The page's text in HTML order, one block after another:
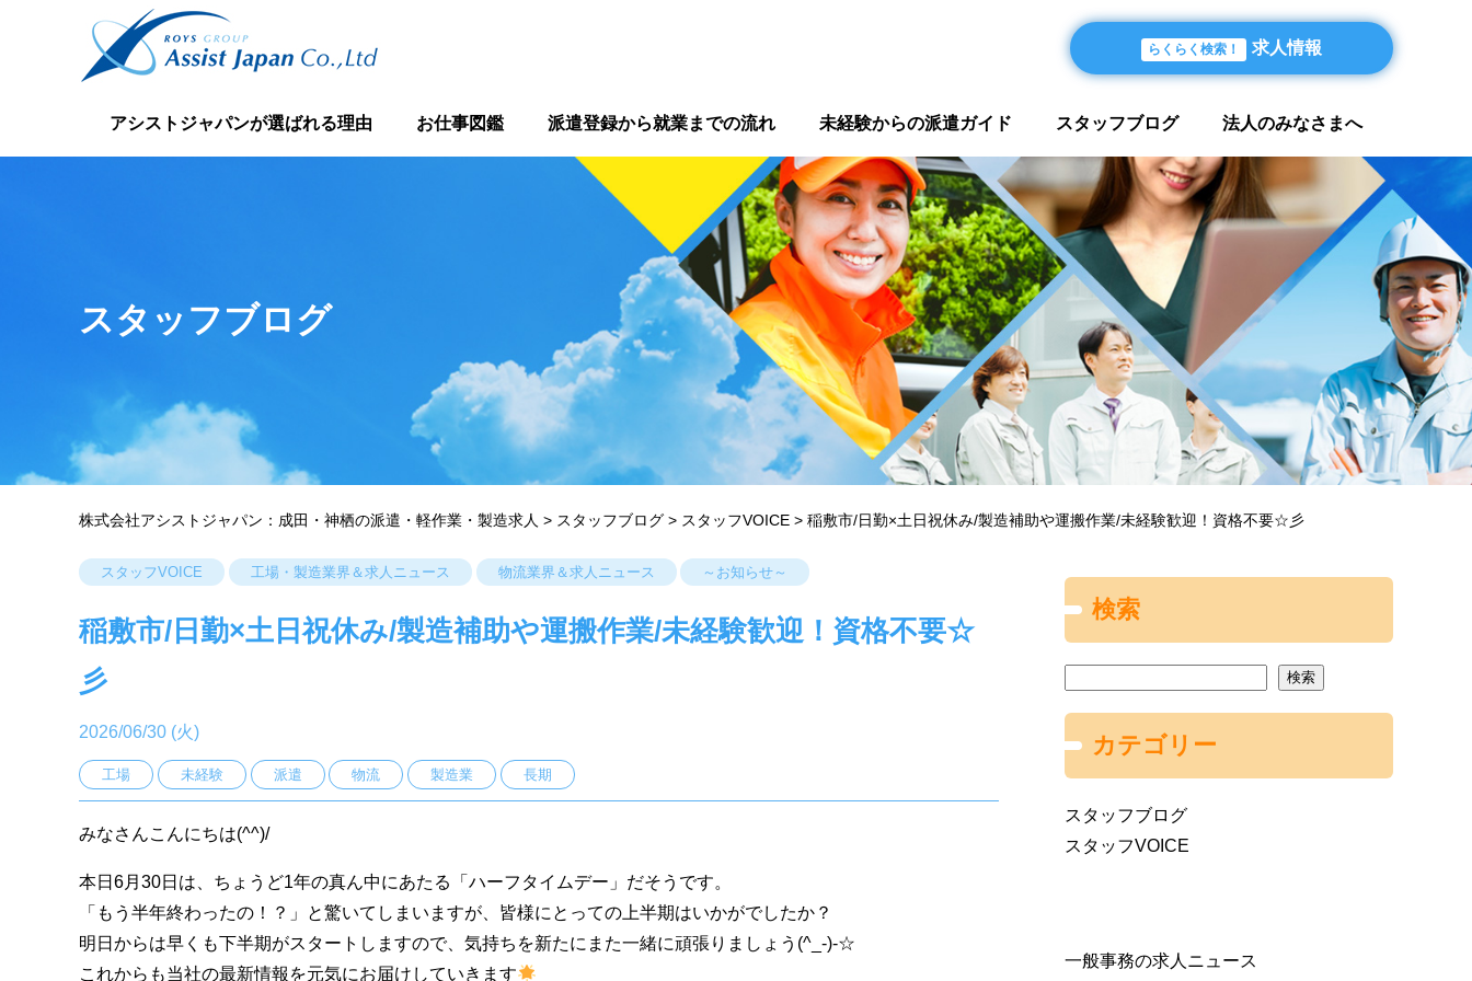
らくらく検索！ 求人情報
アシストジャパンが選ばれる理由 お仕事図鑑 派遣登録から就業までの流れ 未経験からの派遣ガイド スタッフブログ 法人のみなさまへ
スタッフブログ
株式会社アシストジャパン：成田・神栖の派遣・軽作業・製造求人 > スタッフブログ > スタッフVOICE > 稲敷市/日勤×土日祝休み/製造補助や運搬作業/未経験歓迎！資格不要☆彡
スタッフVOICE 工場・製造業界＆求人ニュース 物流業界＆求人ニュース ～お知らせ～
稲敷市/日勤×土日祝休み/製造補助や運搬作業/未経験歓迎！資格不要☆
彡
2026/06/30 (火)
工場 未経験 派遣 物流 製造業 長期
みなさんこんにちは(^^)/
本日6月30日は、ちょうど1年の真ん中にあたる「ハーフタイムデー」だそうです。
「もう半年終わったの！？」と驚いてしまいますが、皆様にとっての上半期はいかがでしたか？
明日からは早くも下半期がスタートしますので、気持ちを新たにまた一緒に頑張りましょう(^_-)-☆
これからも当社の最新情報を元気にお届けしていきます
検索
検索
カテゴリー
スタッフブログ
スタッフVOICE
一般事務の求人ニュース